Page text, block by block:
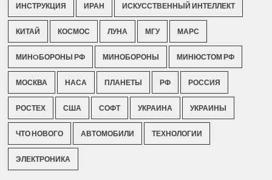
ИНСТРУКЦИЯ ИРАН ИСКУССТВЕННЫЙ ИНТЕЛЛЕКТ
КИТАЙ КОСМОС ЛУНА МГУ МАРС
МИНOБОРОНЫ РФ МИНОБОРОНЫ МИНЮСТОМ РФ
МОСКВА НАСА ПЛАНЕТЫ РФ РОССИЯ
РОСТЕХ США СОФТ УКРАИНА УКРАИНЫ
ЧТО НОВОГО АВТОМОБИЛИ ТЕХНОЛОГИИ
ЭЛЕКТРОНИКА